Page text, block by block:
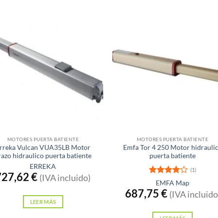
MOTORES PUERTA BATIENTE
Vulcan VUA35LB Motor
hidraulico puerta batiente
ERREKA
€ (IVA incluido)
LEER MÁS
MOTORES PUERTA BATIENTE
Emfa Tor 4 250 Motor
puerta batiente
Valorado
con4
5
(1)
EMFA Map
687,75€ (IVA